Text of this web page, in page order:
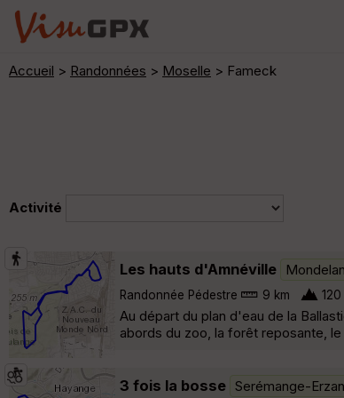
Accueil > Randonnées > Moselle > Fameck
Activité
Les hauts d'Amnéville
Randonnée Pédestre 9 km 120
Au départ du plan d'eau de la
abords du zoo, la forêt reposante, le
3 fois la bosse Serémange-